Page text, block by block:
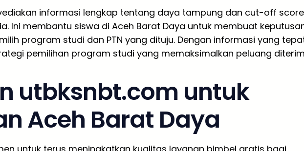
informasi lengkap tentang daya tampung dan cut-off score
Ini membantu siswa di Aceh Barat Daya untuk membuat
program studi dan PTN yang dituju. Dengan informasi yang
pemilihan program studi yang memaksimalkan peluang
utbksnbt.com untuk
Aceh Barat Daya